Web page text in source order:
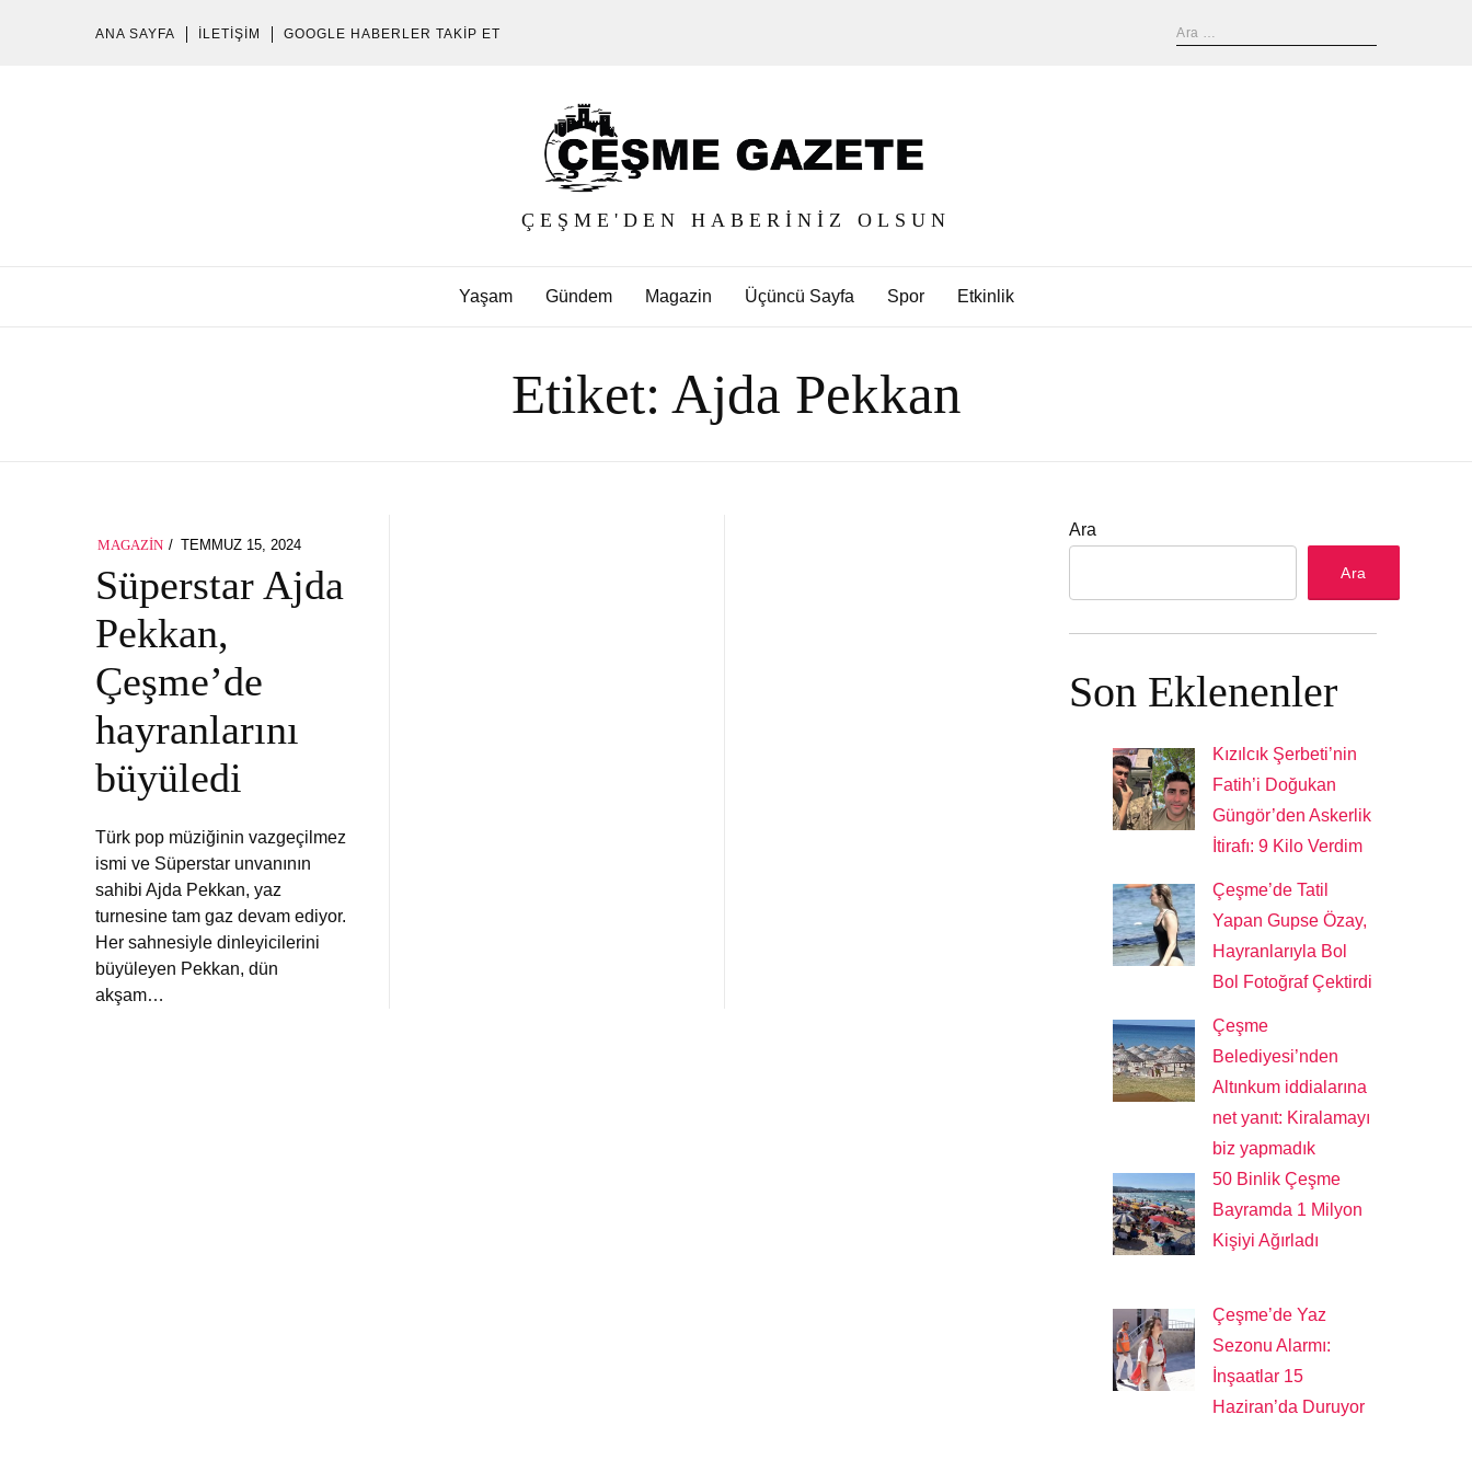
ANA SAYFA İLETIŞIM GOOGLE HABERLER TAKIP ET
ÇEŞME'DEN HABERINIZ OLSUN
Yaşam Gündem Magazin Üçüncü Sayfa Spor Etkinlik
Etiket: Ajda Pekkan
MAGAZIN
POSTED
TEMMUZ 15, 2024
Süperstar Ajda
Pekkan,
Çeşme’de
hayranlarını
büyüledi
Türk pop müziğinin vazgeçilmez
ismi ve Süperstar unvanının
sahibi Ajda Pekkan, yaz
turnesine tam gaz devam ediyor.
Her sahnesiyle dinleyicilerini
büyüleyen Pekkan, dün
akşam…
Ara
Ara
Son Eklenenler
Kızılcık Şerbeti’nin
Fatih’i Doğukan
Güngör’den Askerlik
İtirafı: 9 Kilo Verdim
Çeşme’de Tatil
Yapan Gupse Özay,
Hayranlarıyla Bol
Bol Fotoğraf Çektirdi
Çeşme
Belediyesi’nden
Altınkum iddialarına
net yanıt: Kiralamayı
biz yapmadık
50 Binlik Çeşme
Bayramda 1 Milyon
Kişiyi Ağırladı
Çeşme’de Yaz
Sezonu Alarmı:
İnşaatlar 15
Haziran’da Duruyor